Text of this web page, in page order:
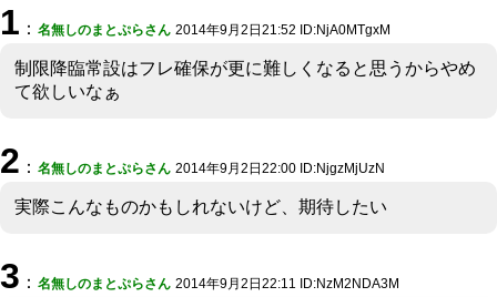
1 ： 名無しのまとぷらさん 2014年9月2日21:52 ID:NjA0MTgxM
制限降臨常設はフレ確保が更に難しくなると思うからやめ
て欲しいなぁ
2 ： 名無しのまとぷらさん 2014年9月2日22:00 ID:NjgzMjUzN
実際こんなものかもしれないけど、期待したい
3 ： 名無しのまとぷらさん 2014年9月2日22:11 ID:NzM2NDA3M